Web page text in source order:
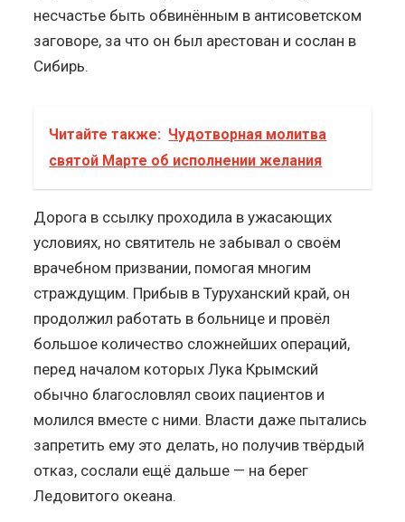
несчастье быть обвинённым в антисоветском
заговоре, за что он был арестован и сослан в
Сибирь.
Читайте также: Чудотворная молитва
святой Марте об исполнении желания
Дорога в ссылку проходила в ужасающих
условиях, но святитель не забывал о своём
врачебном призвании, помогая многим
страждущим. Прибыв в Туруханский край, он
продолжил работать в больнице и провёл
большое количество сложнейших операций,
перед началом которых Лука Крымский
обычно благословлял своих пациентов и
молился вместе с ними. Власти даже пытались
запретить ему это делать, но получив твёрдый
отказ, сослали ещё дальше — на берег
Ледовитого океана.